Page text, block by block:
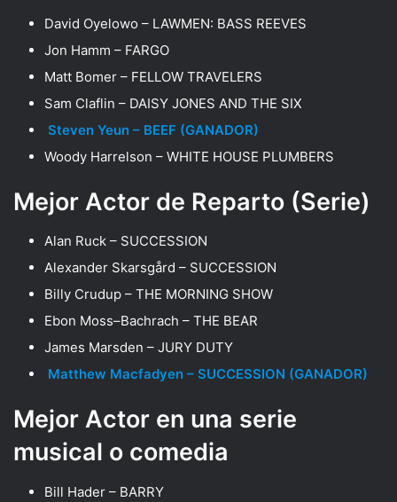
David Oyelowo – LAWMEN: BASS REEVES
Jon Hamm – FARGO
Matt Bomer – FELLOW TRAVELERS
Sam Claflin – DAISY JONES AND THE SIX
Steven Yeun – BEEF (GANADOR)
Woody Harrelson – WHITE HOUSE PLUMBERS
Mejor Actor de Reparto (Serie)
Alan Ruck – SUCCESSION
Alexander Skarsgård – SUCCESSION
Billy Crudup – THE MORNING SHOW
Ebon Moss–Bachrach – THE BEAR
James Marsden – JURY DUTY
Matthew Macfadyen – SUCCESSION (GANADOR)
Mejor Actor en una serie
musical o comedia
Bill Hader – BARRY